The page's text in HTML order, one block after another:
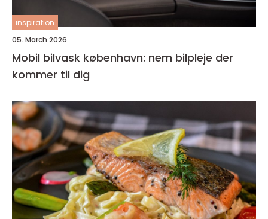
inspiration
05. March 2026
Mobil bilvask københavn: nem bilpleje der
kommer til dig